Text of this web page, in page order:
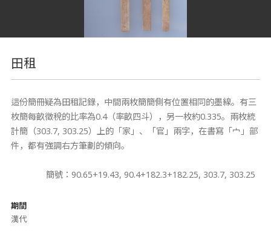
田租
這份簡冊疑為田租記錄，中間兩枚簡簡側有位置相同的墨線。有三
枚簡每畝徵稅的比率為0.4（率畝四斗），另一枚約0.335。兩枚統
計簡（303.7, 303.25）上的「家」、「官」兩字，在書寫「宀」部
件，都有強調右方筆劃的傾向。
簡號：90.65+19.43, 90.4+182.3+182.25, 303.7, 303.25
期間
漢代